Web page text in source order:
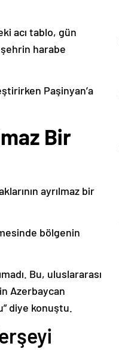
acı tablo, gün
şehrin harabe
Paşinyan’a
Bir
ayrılmaz bir
bölgenin
Bu, uluslararası
Azerbaycan
diye konuştu.